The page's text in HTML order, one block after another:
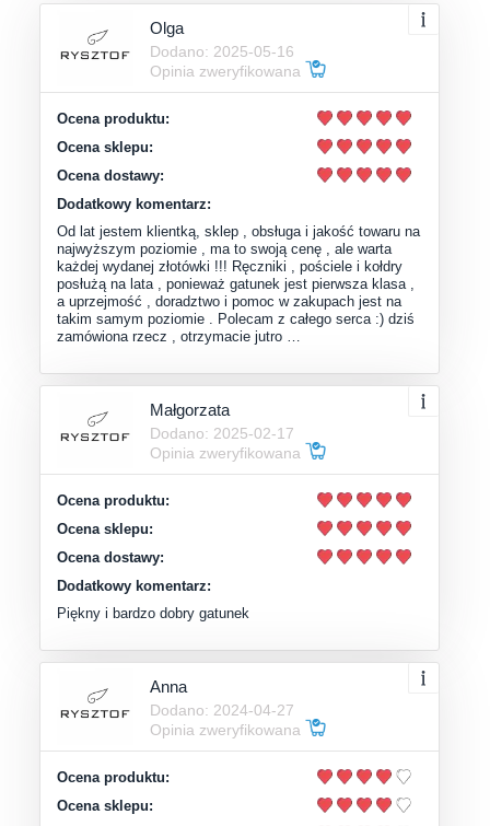
Olga
Dodano: 2025-05-16
Opinia zweryfikowana
Ocena produktu:
Ocena sklepu:
Ocena dostawy:
Dodatkowy komentarz:
Od lat jestem klientką, sklep , obsługa i jakość towaru na
najwyższym poziomie , ma to swoją cenę , ale warta
każdej wydanej złotówki !!! Ręczniki , pościele i kołdry
posłużą na lata , ponieważ gatunek jest pierwsza klasa ,
a uprzejmość , doradztwo i pomoc w zakupach jest na
takim samym poziomie . Polecam z całego serca :) dziś
zamówiona rzecz , otrzymacie jutro …
Małgorzata
Dodano: 2025-02-17
Opinia zweryfikowana
Ocena produktu:
Ocena sklepu:
Ocena dostawy:
Dodatkowy komentarz:
Piękny i bardzo dobry gatunek
Anna
Dodano: 2024-04-27
Opinia zweryfikowana
Ocena produktu:
Ocena sklepu: